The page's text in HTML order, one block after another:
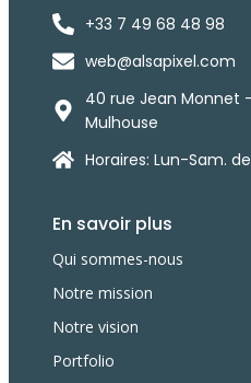
+33 7 49 68 48 98
web@alsapixel.com
40 rue Jean Monnet
Mulhouse
Horaires: Lun-Sam.
En savoir plus
Qui sommes-nous
Notre mission
Notre vision
Portfolio